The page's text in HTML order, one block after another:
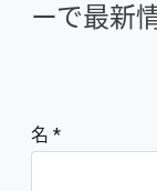
ーで最新
名